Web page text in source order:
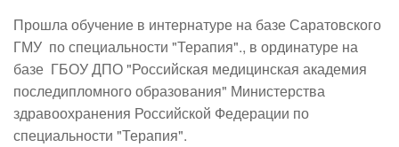
Прошла обучение в интернатуре на базе Саратовского
ГМУ  по специальности "Терапия"., в ординатуре на
базе  ГБОУ ДПО "Российская медицинская академия
последипломного образования" Министерства
здравоохранения Российской Федерации по
специальности "Терапия".